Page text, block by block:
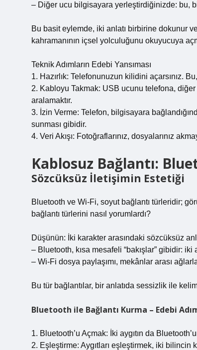
– Diğer ucu bilgisayara yerleştirdiğinizde: bu,
Bu basit eylemde, iki anlatı birbirine dokunur
kahramanının içsel yolculuğunu okuyucuya
Teknik Adımların Edebi Yansıması
1. Hazırlık: Telefonunuzun kilidini açarsınız.
2. Kabloyu Takmak: USB ucunu telefona,
aralamaktır.
3. İzin Verme: Telefon, bilgisayara
sunması gibidir.
4. Veri Akışı: Fotoğraflarınız, dosyalarınız
Kablosuz Bağlantı:
Sözcüksüz İletişimin Estetiği
Bluetooth ve Wi‑Fi, soyut bağlantı türleridir;
bağlantı türlerini nasıl yorumlardı?
Düşünün: İki karakter arasındaki sözcüksüz
– Bluetooth, kısa mesafeli “bakışlar” gibidir: iki
– Wi‑Fi dosya paylaşımı, mekânlar arası
Bu tür bağlantılar, bir anlatıda sessizlik ile
Bluetooth ile Bağlantı Kurma – Edebi
1. Bluetooth’u Açmak: İki aygıtın da
2. Eşleştirme: Aygıtları eşleştirmek, iki bilincin